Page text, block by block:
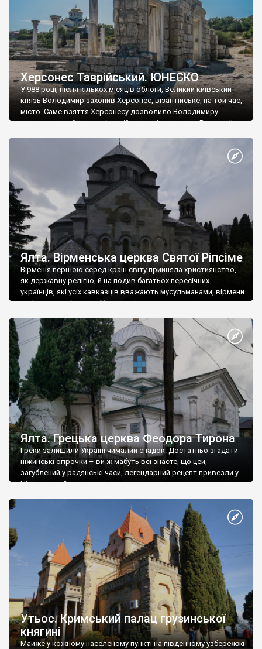
Херсонес Таврійський. ЮНЕСКО
У 988 році, після кількох місяців облоги, Великий київський
князь Володимир захопив Херсонес, візантійське, на той час,
місто. Саме взяття Херсонесу дозволило Володимиру
диктувати свої умови візантійському імператору Василю ІІ, та
Херсонесі Володимир-язичник, став Василем-християнином.
А потім було Хрещення Русі. На честь Херсонесу Таврійського
Ялта. Вірменська церква Святої Ріпсіме
Вірменія першою серед країн світу прийняла християнство,
як державну релігію, й на подив багатьох пересічних
українців, які усіх кавказців вважають мусульманами, вірмени
є відданими вірянами Христа
Ялта. Грецька церква Феодора Тирона
Греки залишили Україні чималий спадок. Достатньо згадати
ніжинські огірочки – ви ж мабуть всі знаєте, що цей,
загублений у радянські часи, легендарний рецепт привезли у
Ніжин греки?
Утьос. Кримський палац грузинської
княгині
Майже у кожному населеному пункті на південному узбережжі